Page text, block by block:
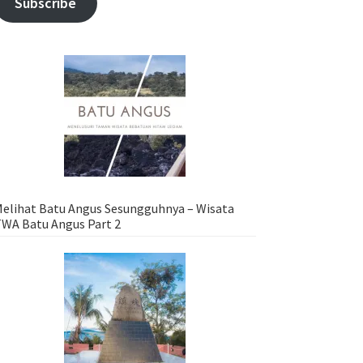
Batu Angus Sesungguhnya – Wisata
Batu Angus Part 2